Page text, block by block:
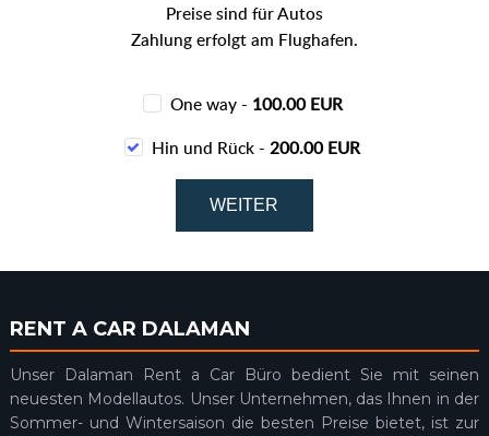
Preise sind für Autos
Zahlung erfolgt am Flughafen.
One way - 100.00 EUR
Hin und Rück - 200.00 EUR
RENT A CAR DALAMAN
Unser Dalaman Rent a Car Büro bedient Sie mit seinen
neuesten Modellautos. Unser Unternehmen, das Ihnen in der
Sommer- und Wintersaison die besten Preise bietet, ist zur